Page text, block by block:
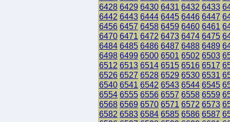
6428 6429 6430 6431 6432 6433
6442 6443 6444 6445 6446 6447
6456 6457 6458 6459 6460 6461
6470 6471 6472 6473 6474 6475
6484 6485 6486 6487 6488 6489
6498 6499 6500 6501 6502 6503
6512 6513 6514 6515 6516 6517
6526 6527 6528 6529 6530 6531
6540 6541 6542 6543 6544 6545
6554 6555 6556 6557 6558 6559
6568 6569 6570 6571 6572 6573
6582 6583 6584 6585 6586 6587